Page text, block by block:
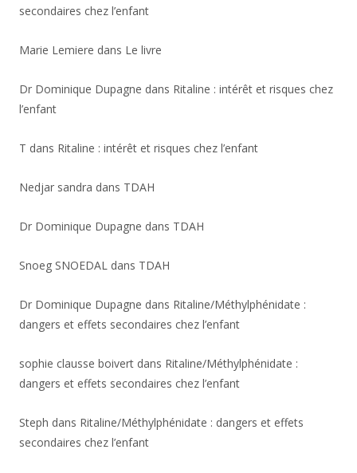
secondaires chez l’enfant
Marie Lemiere dans Le livre
Dr Dominique Dupagne dans Ritaline : intérêt et risques chez
l’enfant
T dans Ritaline : intérêt et risques chez l’enfant
Nedjar sandra dans TDAH
Dr Dominique Dupagne dans TDAH
Snoeg SNOEDAL dans TDAH
Dr Dominique Dupagne dans Ritaline/Méthylphénidate :
dangers et effets secondaires chez l’enfant
sophie clausse boivert dans Ritaline/Méthylphénidate :
dangers et effets secondaires chez l’enfant
Steph dans Ritaline/Méthylphénidate : dangers et effets
secondaires chez l’enfant